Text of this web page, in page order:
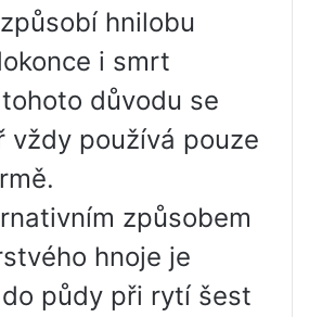
hnilobu
i smrt
důvodu se
vždy používá pouze
způsobem
hnoje je
půdy při rytí šest